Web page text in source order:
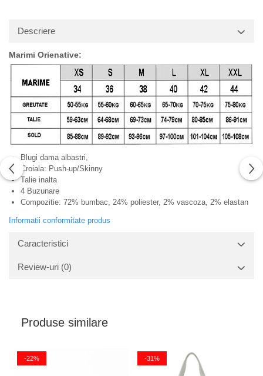
Descriere
Marimi Orienative:
Blugi dama albastri,
Croiala: Push-up/Skinny
Talie inalta
4 Buzunare
Compozitie: 72% bumbac, 24% poliester, 2% vascoza, 2% elastan
Informatii conformitate produs
Caracteristici
Review-uri (0)
Produse similare
-22% -31%